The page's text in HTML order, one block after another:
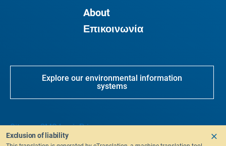
About
Επικοινωνία
Explore our environmental information
systems
SitemapCMS LoginPrivacy
Exclusion of liability